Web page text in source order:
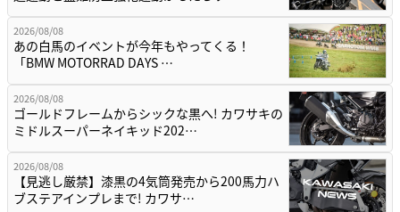
2026/08/08
あの白馬のイベントが今年もやってくる！
「BMW MOTORRAD DAYS …
2026/08/08
ゴールドフレームからシックな黒へ! カワサキの
ミドルスーパーネイキッド202…
2026/08/08
【見逃し厳禁】漆黒の4気筒発売から200馬力ハ
ブステアインプレまで! カワサ…